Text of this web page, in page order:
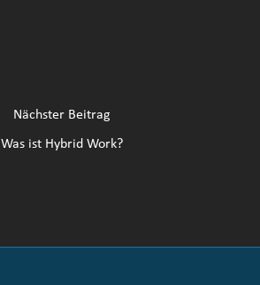
Nächster Beitrag
Was ist Hybrid Work?